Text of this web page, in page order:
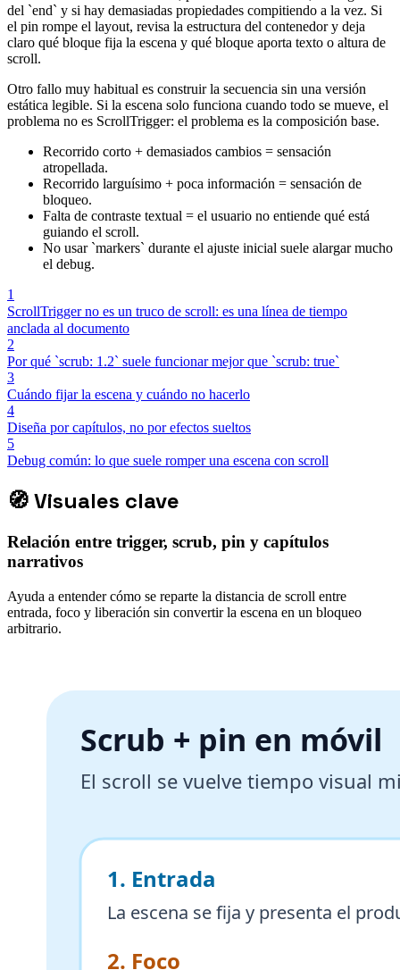
del `end` y si hay demasiadas propiedades compitiendo a la vez. Si
el pin rompe el layout, revisa la estructura del contenedor y deja
claro qué bloque fija la escena y qué bloque aporta texto o altura de
scroll.
Otro fallo muy habitual es construir la secuencia sin una versión
estática legible. Si la escena solo funciona cuando todo se mueve, el
problema no es ScrollTrigger: el problema es la composición base.
Recorrido corto + demasiados cambios = sensación
atropellada.
Recorrido larguísimo + poca información = sensación de
bloqueo.
Falta de contraste textual = el usuario no entiende qué está
guiando el scroll.
No usar `markers` durante el ajuste inicial suele alargar mucho
el debug.
1
ScrollTrigger no es un truco de scroll: es una línea de tiempo
anclada al documento
2
Por qué `scrub: 1.2` suele funcionar mejor que `scrub: true`
3
Cuándo fijar la escena y cuándo no hacerlo
4
Diseña por capítulos, no por efectos sueltos
5
Debug común: lo que suele romper una escena con scroll
🧭Visuales clave
Relación entre trigger, scrub, pin y capítulos
narrativos
Ayuda a entender cómo se reparte la distancia de scroll entre
entrada, foco y liberación sin convertir la escena en un bloqueo
arbitrario.